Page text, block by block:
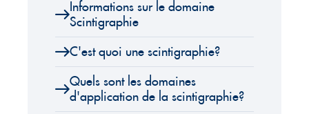
Informations sur le domaine
Scintigraphie
C'est quoi une scintigraphie?
Quels sont les domaines
d'application de la scintigraphie?